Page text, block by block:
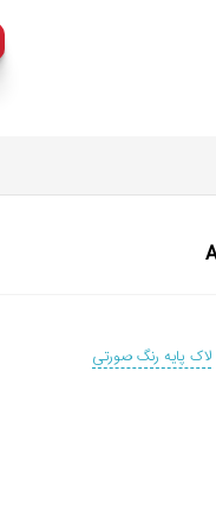
لاک پایه رنگ صورتی